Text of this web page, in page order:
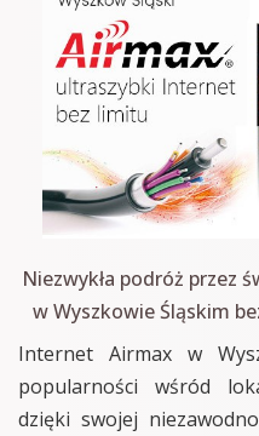
Niezwykła podróż przez
w Wyszkowie Śląskim
Internet Airmax w
popularności wśród
dzięki swojej